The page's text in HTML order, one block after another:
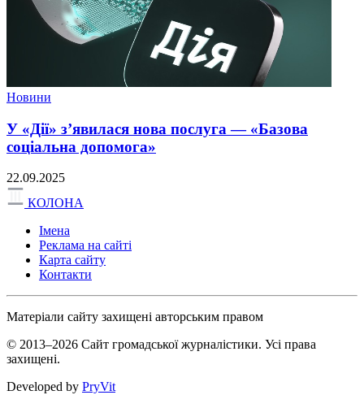
Новини
У «Дії» з’явилася нова послуга — «Базова
соціальна допомога»
22.09.2025
КОЛОНА
Імена
Реклама на сайті
Карта сайту
Контакти
Матеріали сайту захищені авторським правом
© 2013–2026 Сайт громадської журналістики. Усі права
захищені.
Developed by PryVit